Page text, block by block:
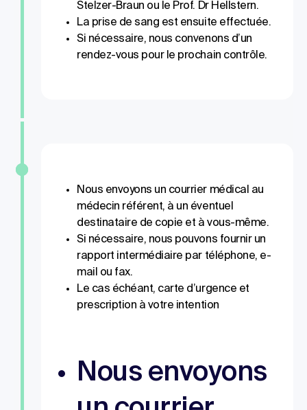
Stelzer-Braun ou le Prof. Dr Hellstern.
La prise de sang est ensuite effectuée.
Si nécessaire, nous convenons d’un
rendez-vous pour le prochain contrôle.
Nous envoyons un courrier médical au
médecin référent, à un éventuel
destinataire de copie et à vous-même.
Si nécessaire, nous pouvons fournir un
rapport intermédiaire par téléphone, e-
mail ou fax.
Le cas échéant, carte d’urgence et
prescription à votre intention
Nous envoyons